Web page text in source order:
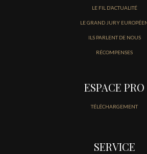
LE FIL D’ACTUALITÉ
LE GRAND JURY
ILS PARLENT DE NOUS
RÉCOMPENSES
ESPACE PRO
TÉLÉCHARGEMENT
SERVICE